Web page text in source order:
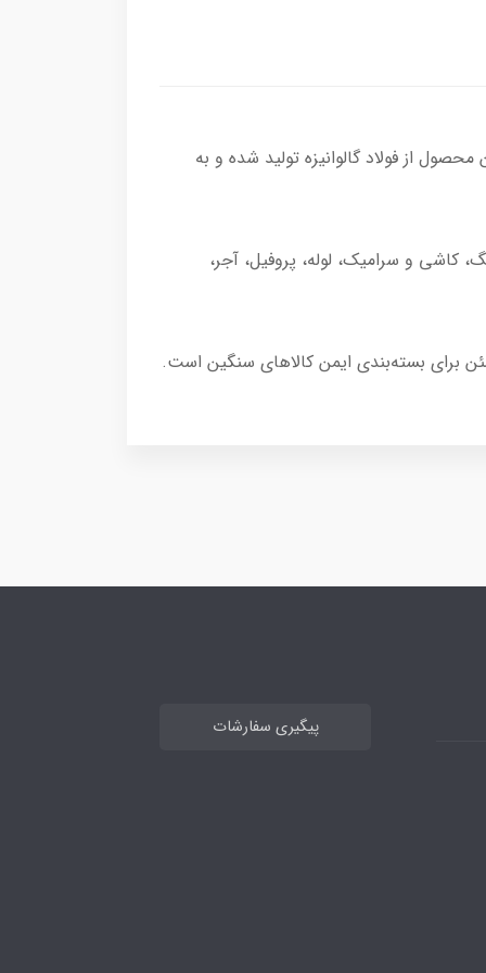
این محصول از فولاد گالوانیزه تولید شده و به
کاشی و سرامیک، لوله، پروفیل، آجر،
پیگیری سفارشات